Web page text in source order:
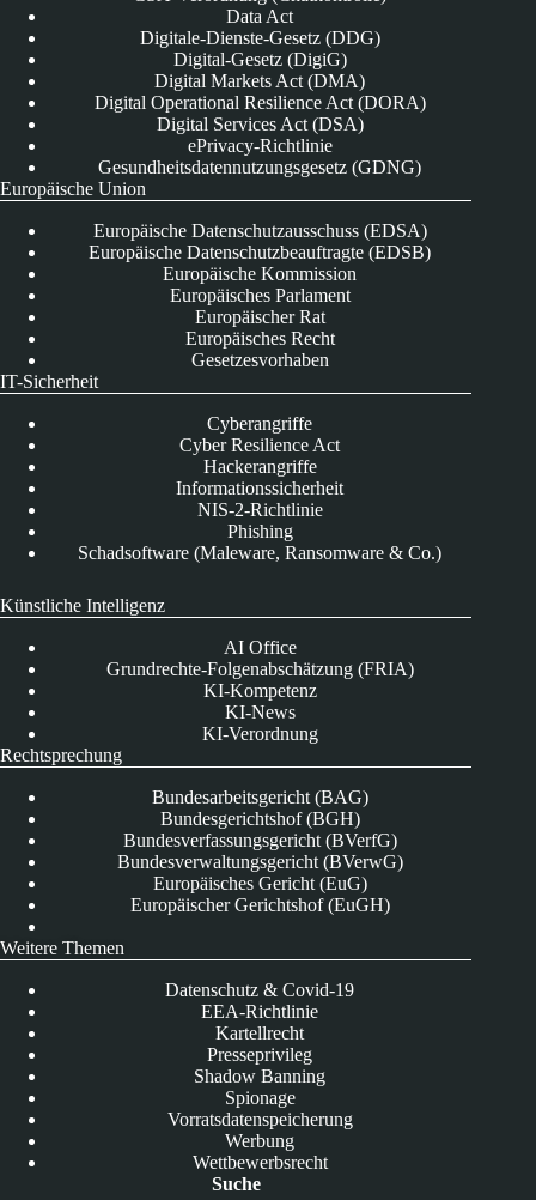
Data Act
Digitale-Dienste-Gesetz (DDG)
Digital-Gesetz (DigiG)
Digital Markets Act (DMA)
Digital Operational Resilience Act (DORA)
Digital Services Act (DSA)
ePrivacy-Richtlinie
Gesundheitsdatennutzungsgesetz (GDNG)
Europäische Union
Europäische Datenschutzausschuss (EDSA)
Europäische Datenschutzbeauftragte (EDSB)
Europäische Kommission
Europäisches Parlament
Europäischer Rat
Europäisches Recht
Gesetzesvorhaben
IT-Sicherheit
Cyberangriffe
Cyber Resilience Act
Hackerangriffe
Informationssicherheit
NIS-2-Richtlinie
Phishing
Schadsoftware (Maleware, Ransomware & Co.)
Künstliche Intelligenz
AI Office
Grundrechte-Folgenabschätzung (FRIA)
KI-Kompetenz
KI-News
KI-Verordnung
Rechtsprechung
Bundesarbeitsgericht (BAG)
Bundesgerichtshof (BGH)
Bundesverfassungsgericht (BVerfG)
Bundesverwaltungsgericht (BVerwG)
Europäisches Gericht (EuG)
Europäischer Gerichtshof (EuGH)
Weitere Themen
Datenschutz & Covid-19
EEA-Richtlinie
Kartellrecht
Presseprivileg
Shadow Banning
Spionage
Vorratsdatenspeicherung
Werbung
Wettbewerbsrecht
Suche